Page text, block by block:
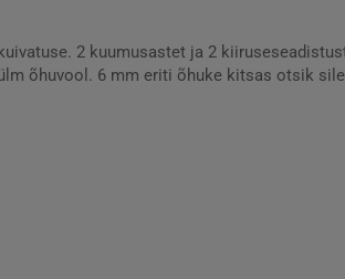
2 kuumusastet ja 2
õhuvool. 6 mm eriti õhuke kitsas otsik